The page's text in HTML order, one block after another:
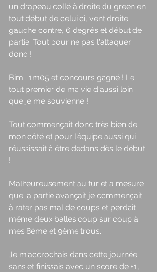
un drapeau collé à droite du green en
tout début de celui ci, vent droite
gauche contre, 6 degrés et début de
partie. Tout pour ne pas l'attaquer
donc !
Bim ! 1m05 et concours gagné ! Le
tout premier de ma vie d'aussi loin
que je me souvienne !
Tout commençait donc très bien de
mon côté et pour l'équipe aussi qui
réussissait à être dedans dès le début
!
Malheureusement au fur et a mesure
que la partie avançait je commençait
à rater pas mal de coups et perdait
même deux balles coup sur coup à
mes 8ème et 9ème trous.
Je m'accrochais dans cette journée
sans et finissais avec un score de +1,